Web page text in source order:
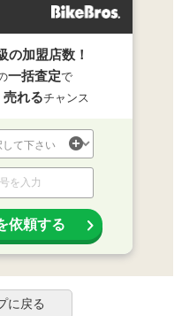
の加盟店数！
一括査定で
売れるチャンス
依頼する
に戻る